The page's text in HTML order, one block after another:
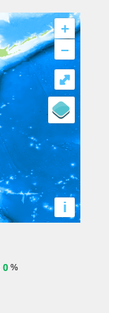
+
–
i
⤢
0 %